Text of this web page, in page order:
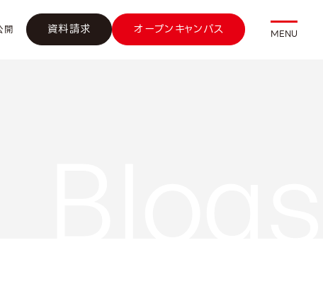
開 資料請求 オープンキャンパス MENU